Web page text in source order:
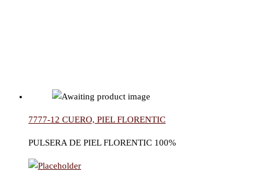
7777-12 CUERO, PIEL FLORENTIC
PULSERA DE PIEL FLORENTIC 100%